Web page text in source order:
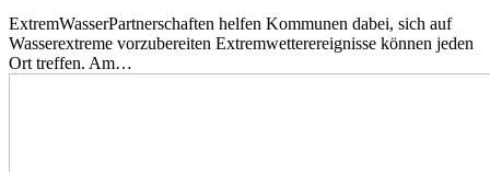
ExtremWasserPartnerschaften helfen Kommunen dabei, sich auf
Wasserextreme vorzubereiten Extremwetterereignisse können jeden
Ort treffen. Am…